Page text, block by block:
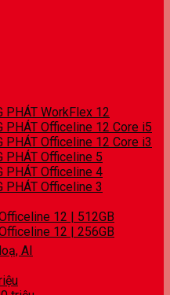
PHÁT WorkFlex 12
PHÁT Officeline 12 Core i5
PHÁT Officeline 12 Core i3
PHÁT Officeline 5
PHÁT Officeline 4
PHÁT Officeline 3
12 | 512GB
12 | 256GB
AI